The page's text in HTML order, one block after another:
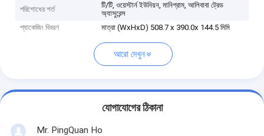
পরিশোধের শর্ত
টি/টি, ওয়েস্টার্ন ইউনিয়ন, মানিগ্রাম, আলিবাবা ট্রেড
অ্যাসুরেন্স
প্যাকেজিং বিবরণ
মাত্রা (WxHxD) 508.7 x 390.0x 144.5 মিমি
আরো দেখুন
যোগাযোগের ঠিকানা
Mr. PingQuan Ho